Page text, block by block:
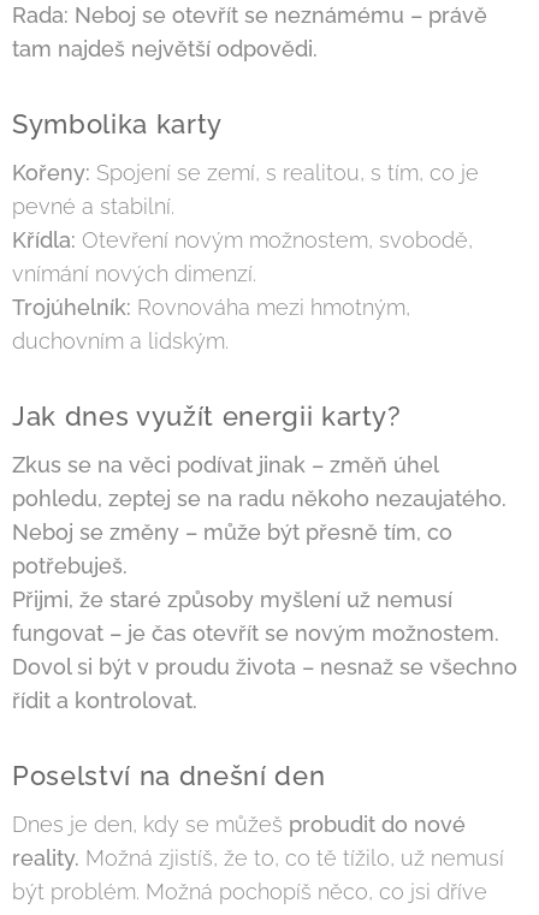
Rada: Neboj se otevřít se neznámému – právě
tam najdeš největší odpovědi.
Symbolika karty
Kořeny: Spojení se zemí, s realitou, s tím, co je
pevné a stabilní.
Křídla: Otevření novým možnostem, svobodě,
vnímání nových dimenzí.
Trojúhelník: Rovnováha mezi hmotným,
duchovním a lidským.
Jak dnes využít energii karty?
Zkus se na věci podívat jinak – změň úhel
pohledu, zeptej se na radu někoho nezaujatého.
Neboj se změny – může být přesně tím, co
potřebuješ.
Přijmi, že staré způsoby myšlení už nemusí
fungovat – je čas otevřít se novým možnostem.
Dovol si být v proudu života – nesnaž se všechno
řídit a kontrolovat.
Poselství na dnešní den
Dnes je den, kdy se můžeš probudit do nové
reality. Možná zjistíš, že to, co tě tížilo, už nemusí
být problém. Možná pochopíš něco, co jsi dříve